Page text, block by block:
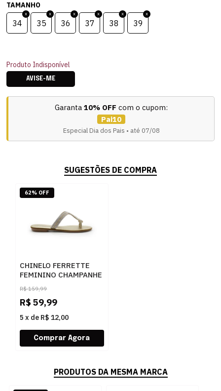
TAMANHO
34 35 36 37 38 39
Produto Indisponível
AVISE-ME
Garanta 10% OFF com o cupom:
Pai10
Especial Dia dos Pais • até 07/08
SUGESTÕES DE COMPRA
CHINELO FERRETTE
FEMININO CHAMPANHE
- 283725
R$ 159,99
R$ 59,99
5 x de R$ 12,00
62% OFF
PRODUTOS DA MESMA MARCA